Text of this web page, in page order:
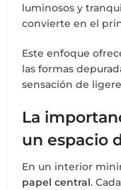
luminosos y
convierte en el
Este enfoque
las formas
sensación de
La
un espacio
En un interior
papel central.